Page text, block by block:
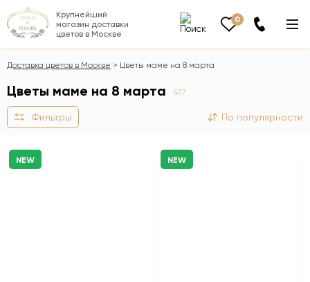
Крупнейший
магазин доставки
цветов в Москве
0
Доставка цветов в Москве Цветы маме на 8 марта
Цветы маме на 8 марта 477
Фильтры По популярности
NEW NEW